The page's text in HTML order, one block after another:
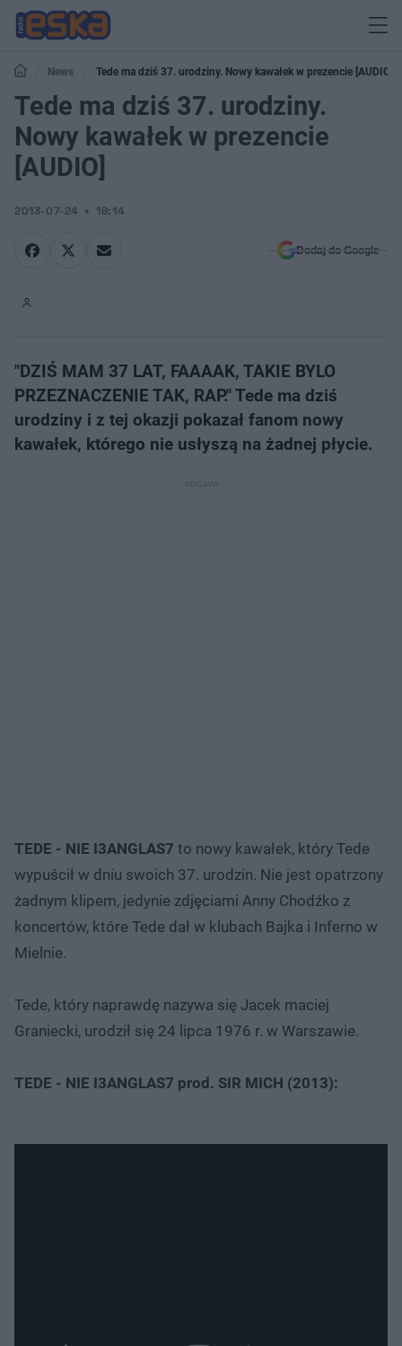
News Tede ma dziś 37. urodziny. Nowy kawałek w prezencie [AUDIO]
Tede ma dziś 37. urodziny.
Nowy kawałek w prezencie
[AUDIO]
2013-07-24 18:14
Dodaj do Google
"DZIŚ MAM 37 LAT, FAAAAK, TAKIE BYLO
PRZEZNACZENIE TAK, RAP." Tede ma dziś
urodziny i z tej okazji pokazał fanom nowy
kawałek, którego nie usłyszą na żadnej płycie.
TEDE - NIE I3ANGLAS7 to nowy kawałek, który Tede
wypuścił w dniu swoich 37. urodzin. Nie jest opatrzony
żadnym klipem, jedynie zdjęciami Anny Chodźko z
koncertów, które Tede dał w klubach Bajka i Inferno w
Mielnie.
Tede, który naprawdę nazywa się Jacek maciej
Graniecki, urodził się 24 lipca 1976 r. w Warszawie.
TEDE - NIE I3ANGLAS7 prod. SIR MICH (2013):